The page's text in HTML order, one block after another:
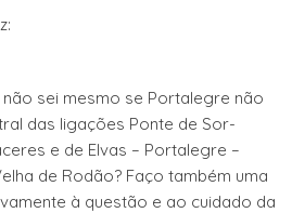
sei mesmo se Portalegre não
das ligações Ponte de Sor-
e de Elvas – Portalegre –
de Rodão? Faço também uma
à questão e ao cuidado da